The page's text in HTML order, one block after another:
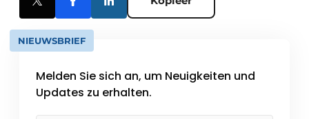
NIEUWSBRIEF
Melden Sie sich an, um Neuigkeiten und
Updates zu erhalten.